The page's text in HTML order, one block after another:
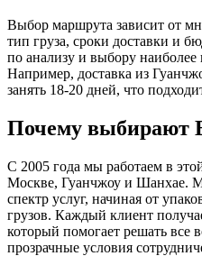
Выбор маршрута зависит от
тип груза, сроки доставки и
по анализу и выбору
Например, доставка из
занять 18-20 дней, что
Почему выбирают
С 2005 года мы работаем в
Москве, Гуанчжоу и Шанхае.
спектр услуг, начиная от
грузов. Каждый клиент
который помогает решать
прозрачные условия